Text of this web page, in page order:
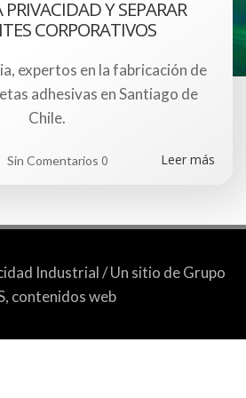
PRIVACIDAD Y SEPARAR
CORPORATIVOS
expertos en la fabricación de
adhesivas en Santiago de
Chile.
Sin Comentarios 0 Leer más
Industrial / Un sitio de Grupo
contenidos web